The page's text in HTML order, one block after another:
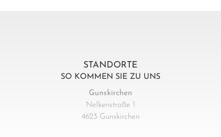
STANDORTE
SO KOMMEN SIE ZU UNS
Gunskirchen
Nelkenstraße 1
4623 Gunskirchen